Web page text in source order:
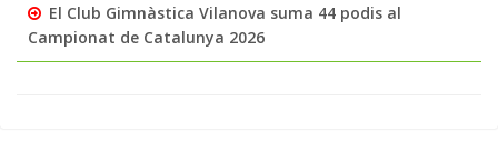
El Club Gimnàstica Vilanova suma 44 podis al
Campionat de Catalunya 2026